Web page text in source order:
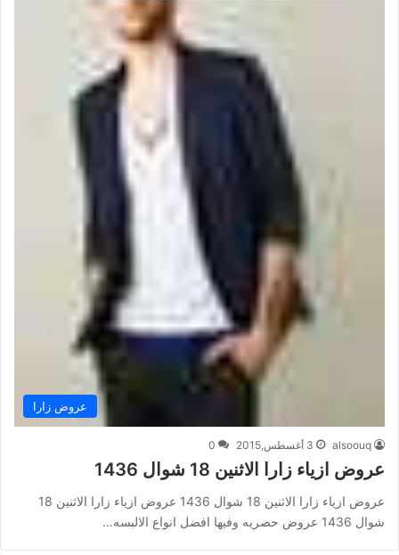
عروض زارا
alsoouq 3 أغسطس,2015 0
عروض ازياء زارا الاثنين 18 شوال 1436
عروض ازياء زارا الاثنين 18 شوال 1436 عروض ازياء زارا الاثنين 18
شوال 1436 عروض حصريه وفيها افضل انواع الالبسه…